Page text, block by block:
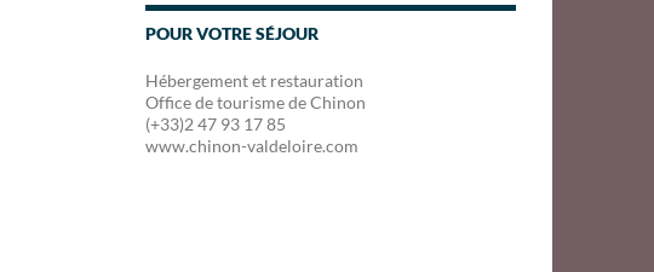
POUR VOTRE SÉJOUR
Hébergement et restauration
Office de tourisme de Chinon
(+33)2 47 93 17 85
www.chinon-valdeloire.com